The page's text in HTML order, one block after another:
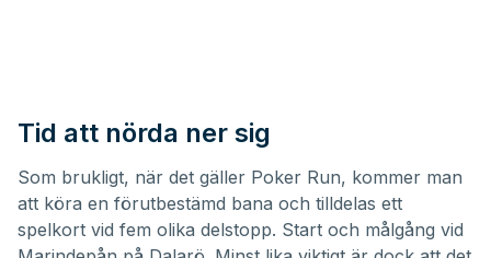
Tid att nörda ner sig
Som brukligt, när det gäller Poker Run, kommer man
att köra en förutbestämd bana och tilldelas ett
spelkort vid fem olika delstopp. Start och målgång vid